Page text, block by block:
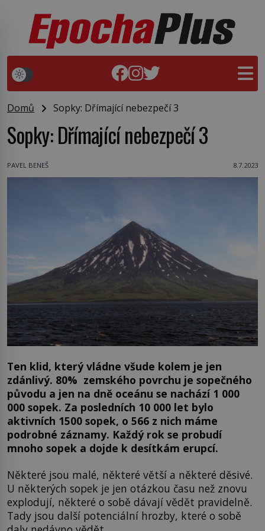
Domů Sopky: Dřímající nebezpečí 3
Sopky: Dřímající nebezpečí 3
PAVEL BENEŠ 8.7.2023
Ten klid, který vládne všude kolem je jen
zdánlivý. 80% zemského povrchu je sopečného
původu a jen na dně oceánu se nachází 1 000
000 sopek. Za posledních 10 000 let bylo
aktivních 1500 sopek, o 566 z nich máme
podrobné záznamy. Každý rok se probudí
mnoho sopek a dojde k desítkám erupcí.
Některé jsou malé, některé větší a některé děsivé.
U některých sopek je jen otázkou času než znovu
explodují, některé o sobě dávají vědět pravidelně.
Tady jsou další potenciální hrozby, které o sobě